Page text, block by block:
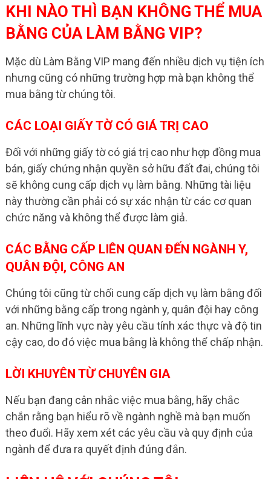
KHI NÀO THÌ BẠN KHÔNG THỂ MUA
BẰNG CỦA LÀM BẰNG VIP?
Mặc dù Làm Bằng VIP mang đến nhiều dịch vụ tiện ích
nhưng cũng có những trường hợp mà bạn không thể
mua bằng từ chúng tôi.
CÁC LOẠI GIẤY TỜ CÓ GIÁ TRỊ CAO
Đối với những giấy tờ có giá trị cao như hợp đồng mua
bán, giấy chứng nhận quyền sở hữu đất đai, chúng tôi
sẽ không cung cấp dịch vụ làm bằng. Những tài liệu
này thường cần phải có sự xác nhận từ các cơ quan
chức năng và không thể được làm giả.
CÁC BẰNG CẤP LIÊN QUAN ĐẾN NGÀNH Y,
QUÂN ĐỘI, CÔNG AN
Chúng tôi cũng từ chối cung cấp dịch vụ làm bằng đối
với những bằng cấp trong ngành y, quân đội hay công
an. Những lĩnh vực này yêu cầu tính xác thực và độ tin
cậy cao, do đó việc mua bằng là không thể chấp nhận.
LỜI KHUYÊN TỪ CHUYÊN GIA
Nếu bạn đang cân nhắc việc mua bằng, hãy chắc
chắn rằng bạn hiểu rõ về ngành nghề mà bạn muốn
theo đuổi. Hãy xem xét các yêu cầu và quy định của
ngành để đưa ra quyết định đúng đắn.